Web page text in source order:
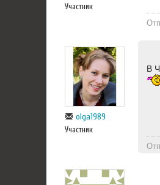
Участник
olga1989
Участник
В